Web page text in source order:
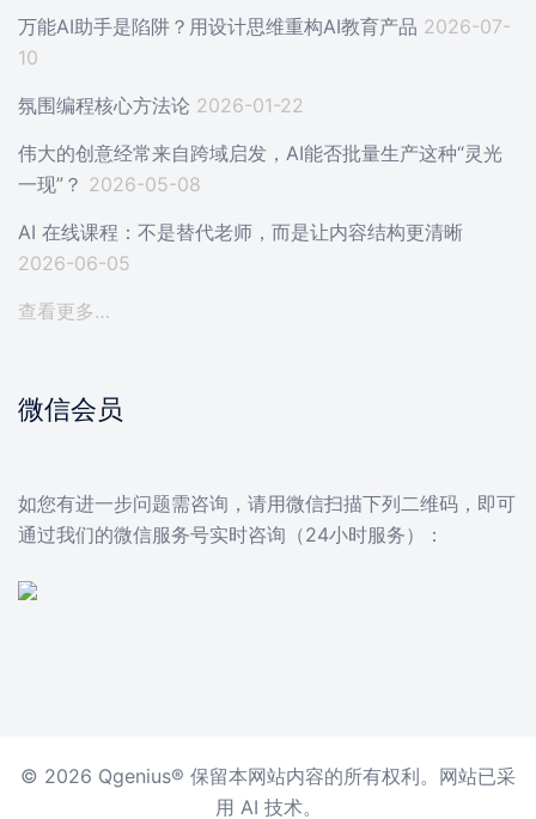
万能AI助手是陷阱？用设计思维重构AI教育产品 2026-07-
10
氛围编程核心方法论 2026-01-22
伟大的创意经常来自跨域启发，AI能否批量生产这种“灵光
一现”？ 2026-05-08
AI 在线课程：不是替代老师，而是让内容结构更清晰
2026-06-05
查看更多…
微信会员
如您有进一步问题需咨询，请用微信扫描下列二维码，即可
通过我们的微信服务号实时咨询（24小时服务）：
© 2026 Qgenius® 保留本网站内容的所有权利。网站已采
用 AI 技术。